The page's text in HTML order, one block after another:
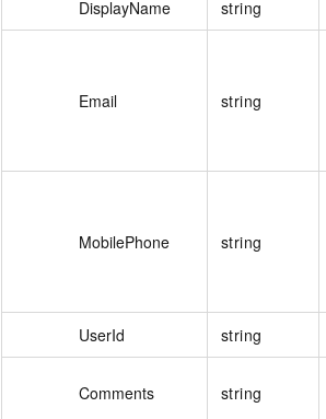
DisplayName string
Email string
MobilePhone string
UserId string
Comments string